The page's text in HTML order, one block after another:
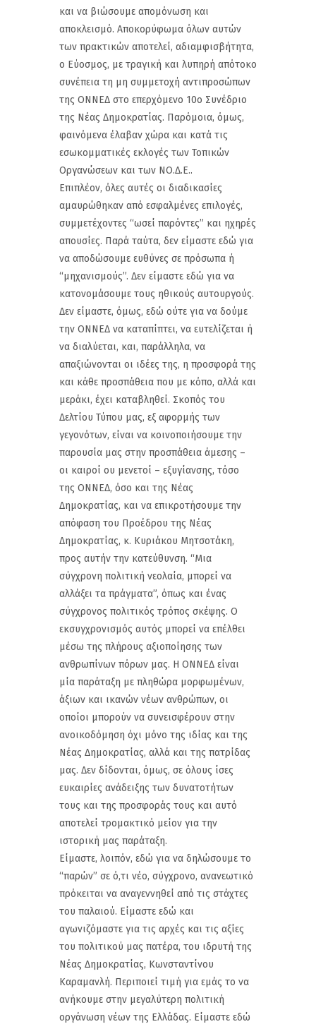
και να βιώσουμε απομόνωση και
αποκλεισμό. Αποκορύφωμα όλων αυτών
των πρακτικών αποτελεί, αδιαμφισβήτητα,
ο Εύοσμος, με τραγική και λυπηρή απότοκο
συνέπεια τη μη συμμετοχή αντιπροσώπων
της ΟΝΝΕΔ στο επερχόμενο 10ο Συνέδριο
της Νέας Δημοκρατίας. Παρόμοια, όμως,
φαινόμενα έλαβαν χώρα και κατά τις
εσωκομματικές εκλογές των Τοπικών
Οργανώσεων και των ΝΟ.Δ.Ε..
Επιπλέον, όλες αυτές οι διαδικασίες
αμαυρώθηκαν από εσφαλμένες επιλογές,
συμμετέχοντες “ωσεί παρόντες” και ηχηρές
απουσίες. Παρά ταύτα, δεν είμαστε εδώ για
να αποδώσουμε ευθύνες σε πρόσωπα ή
“μηχανισμούς”. Δεν είμαστε εδώ για να
κατονομάσουμε τους ηθικούς αυτουργούς.
Δεν είμαστε, όμως, εδώ ούτε για να δούμε
την ΟΝΝΕΔ να καταπίπτει, να ευτελίζεται ή
να διαλύεται, και, παράλληλα, να
απαξιώνονται οι ιδέες της, η προσφορά της
και κάθε προσπάθεια που με κόπο, αλλά και
μεράκι, έχει καταβληθεί. Σκοπός του
Δελτίου Τύπου μας, εξ αφορμής των
γεγονότων, είναι να κοινοποιήσουμε την
παρουσία μας στην προσπάθεια άμεσης –
οι καιροί ου μενετοί – εξυγίανσης, τόσο
της ΟΝΝΕΔ, όσο και της Νέας
Δημοκρατίας, και να επικροτήσουμε την
απόφαση του Προέδρου της Νέας
Δημοκρατίας, κ. Κυριάκου Μητσοτάκη,
προς αυτήν την κατεύθυνση. “Μια
σύγχρονη πολιτική νεολαία, μπορεί να
αλλάξει τα πράγματα”, όπως και ένας
σύγχρονος πολιτικός τρόπος σκέψης. Ο
εκσυγχρονισμός αυτός μπορεί να επέλθει
μέσω της πλήρους αξιοποίησης των
ανθρωπίνων πόρων μας. Η ΟΝΝΕΔ είναι
μία παράταξη με πληθώρα μορφωμένων,
άξιων και ικανών νέων ανθρώπων, οι
οποίοι μπορούν να συνεισφέρουν στην
ανοικοδόμηση όχι μόνο της ιδίας και της
Νέας Δημοκρατίας, αλλά και της πατρίδας
μας. Δεν δίδονται, όμως, σε όλους ίσες
ευκαιρίες ανάδειξης των δυνατοτήτων
τους και της προσφοράς τους και αυτό
αποτελεί τρομακτικό μείον για την
ιστορική μας παράταξη.
Είμαστε, λοιπόν, εδώ για να δηλώσουμε το
“παρών” σε ό,τι νέο, σύγχρονο, ανανεωτικό
πρόκειται να αναγεννηθεί από τις στάχτες
του παλαιού. Είμαστε εδώ και
αγωνιζόμαστε για τις αρχές και τις αξίες
του πολιτικού μας πατέρα, του ιδρυτή της
Νέας Δημοκρατίας, Κωνσταντίνου
Καραμανλή. Περιποιεί τιμή για εμάς το να
ανήκουμε στην μεγαλύτερη πολιτική
οργάνωση νέων της Ελλάδας. Είμαστε εδώ